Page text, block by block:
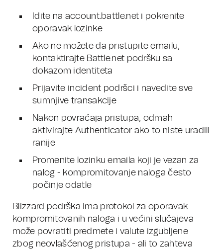
Idite na account.battle.net i pokrenite
oporavak lozinke
Ako ne možete da pristupite emailu,
kontaktirajte Battle.net podršku sa
dokazom identiteta
Prijavite incident podršci i navedite sve
sumnjive transakcije
Nakon povraćaja pristupa, odmah
aktivirajte Authenticator ako to niste uradili
ranije
Promenite lozinku emaila koji je vezan za
nalog - kompromitovanje naloga često
počinje odatle
Blizzard podrška ima protokol za oporavak
kompromitovanih naloga i u većini slučajeva
može povratiti predmete i valute izgubljene
zbog neovlašćenog pristupa - ali to zahteva